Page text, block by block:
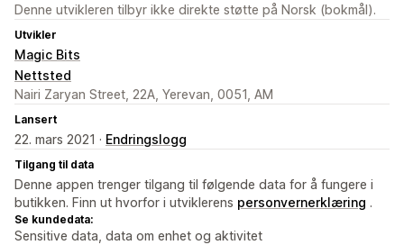
Denne utvikleren tilbyr ikke direkte støtte på Norsk (bokmål).
Utvikler
Magic Bits
Nettsted
Nairi Zaryan Street, 22A, Yerevan, 0051, AM
Lansert
22. mars 2021 · Endringslogg
Tilgang til data
Denne appen trenger tilgang til følgende data for å fungere i
butikken. Finn ut hvorfor i utviklerens personvernerklæring .
Se kundedata:
Sensitive data, data om enhet og aktivitet